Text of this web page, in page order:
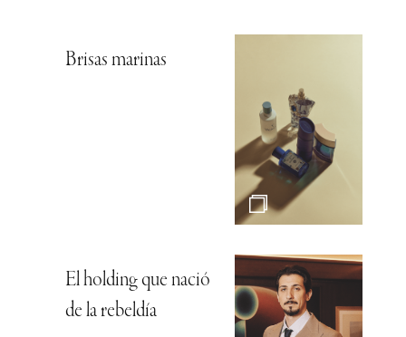
Brisas marinas
El holding que nació
de la rebeldía